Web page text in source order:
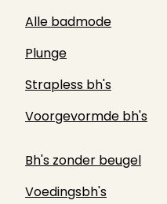
Alle badmode
Plunge
Strapless bh's
Voorgevormde bh's
Bh's zonder beugel
Voedingsbh's